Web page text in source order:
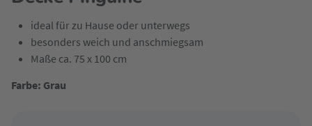
ideal für zu Hause oder unterwegs
besonders weich und anschmiegsam
Maße ca. 75 x 100 cm
Farbe: Grau